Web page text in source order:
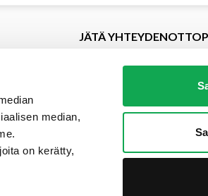
median,
on kerätty,
JÄTÄ